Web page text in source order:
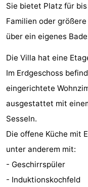
Résidence
Cadzand-
Bad
Resort
Nieuwvliet-
Bad
-
Schoneveld
-
Strand
Resort
Nieuwvliet-
-
Waterdunen
Zonneweelde
-
Lastminutes
Sie bietet Platz für
Familien oder
über ein eigenes
Die Villa hat eine
Im Erdgeschoss
eingerichtete
ausgestattet mit
Sesseln.
Die offene Küche mit
unter anderem mit:
- Geschirrspüler
- Induktionskochfeld